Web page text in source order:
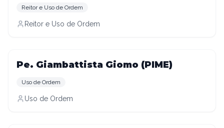
Reitor e Uso de Ordem
Reitor e Uso de Ordem
Pe. Giambattista Giomo (PIME)
Uso de Ordem
Uso de Ordem